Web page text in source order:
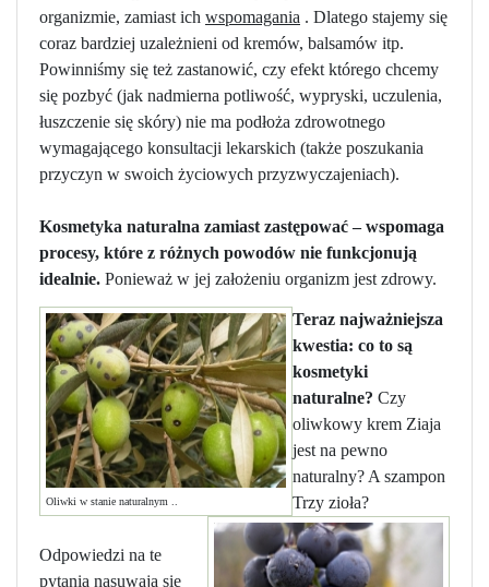
organizmie, zamiast ich wspomagania . Dlatego stajemy się
coraz bardziej uzależnieni od kremów, balsamów itp.
Powinniśmy się też zastanowić, czy efekt którego chcemy
się pozbyć (jak nadmierna potliwość, wypryski, uczulenia,
łuszczenie się skóry) nie ma podłoża zdrowotnego
wymagającego konsultacji lekarskich (także poszukania
przyczyn w swoich życiowych przyzwyczajeniach).
Kosmetyka naturalna zamiast zastępować – wspomaga
procesy, które z różnych powodów nie funkcjonują
idealnie. Ponieważ w jej założeniu organizm jest zdrowy.
Oliwki w stanie naturalnym ..
Teraz najważniejsza
kwestia: co to są
kosmetyki
naturalne? Czy
oliwkowy krem Ziaja
jest na pewno
naturalny? A szampon
Trzy zioła?
Odpowiedzi na te
pytania nasuwają się